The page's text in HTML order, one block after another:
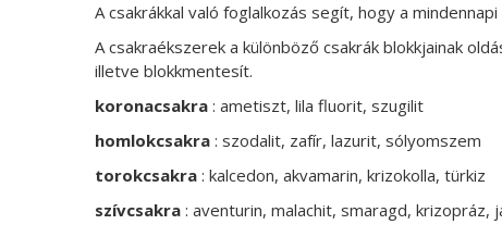
A csakrákkal való foglalkozás segít, hogy a mindennapi
A csakraékszerek a különböző csakrák blokkjainak
illetve blokkmentesít.
koronacsakra : ametiszt, lila fluorit, szugilit
homlokcsakra : szodalit, zafír, lazurit, sólyomszem
torokcsakra : kalcedon, akvamarin, krizokolla, türkiz
szívcsakra : aventurin, malachit, smaragd,